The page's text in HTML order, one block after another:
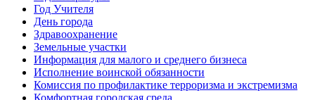
Год Учителя
День города
Здравоохранение
Земельные участки
Информация для малого и среднего бизнеса
Исполнение воинской обязанности
Комиссия по профилактике терроризма и экстремизма